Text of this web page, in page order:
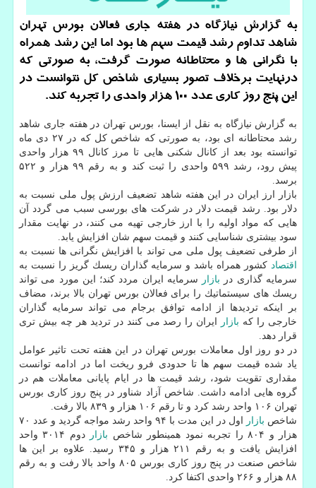
به گزارش نیازگاه در هفته جاری فعالان بورس تهران
شاهد تداوم رشد قیمت سهم ها بود اما این رشد همراه
با نگرانی ها و محتاطانه صورت گرفت، به صورتی كه
درنهایت برخلاف تصور بسیاری شاخص كل نتوانست در
این پنج روز كاری عدد ۱۰۰ هزار واحدی را تجربه كند.
به گزارش نیازگاه به نقل از ایسنا، بورس تهران در هفته جاری شاهد
رشد محتاطانه ای بود، به صورتی كه شاخص كل كه در ۲۷ دی ماه
توانسته بود بعد از كانال شكنی هایی تا مرز كانال ۹۹ هزار واحدی
پیش رود، رشد ۵۹۹ واحدی را ثبت كند و به رقم ۹۹ هزار و ۵۲۲
برسد.
بازار ارز ایران در این هفته شاهد تضعیف ارزش پول ملی نسبت به
دلار بود. رشد قیمت دلار در شركت های بورسی سبب می گردد آن
هایی كه مواد اولیه را با ارز خارجی تهیه می كنند، در نهایت مقدار
سود بیشتری شناسایی كنند و قیمت سهم شان افزایش یابد.
از طرفی تضعیف پول ملی می تواند با افزایش نگرانی ها نسبت به
اقتصاد كشور همراه باشد و سرمایه گذاران ریسك گریز را نسبت به
سرمایه گذاری در بازار
سرمایه ایران مردد كند؛ این مورد می تواند
ریسك های سیستماتیك را برای فعالان بورس تهران بالا برند، مضاف
بر اینكه تردیدها از ادامه توافق برجام می تواند سرمایه گذاران
خارجی را كه بازار
ایران را رصد می كنند در تردید هر چه بیش تری
قرار دهد.
در دو روز اول معاملات بورس تهران در این هفته تحت تاثیر عوامل
یاد شده قیمت سهم ها تا حدودی فرو ریخت اما در ادامه توانست
مقداری تقویت شود، رشد قیمت ها در ایام پایانی معاملات هم در
گروه هایی ادامه داشت. شاخص آزاد شناور در پنج روز كاری بورس
تهران ۱۰۶ واحد رشد كرد و تا رقم ۱۰۶ هزار و ۸۳۹ بالا رفت.
شاخص بازار
اول در این مدت با ۹۴ واحد رشد مواجه گردید و عدد ۷۰
هزار و ۸۰۴ را تجربه نمود همینطور شاخص
بازار
دوم ۳۰۱۴ واحد
افزایش یافت و به رقم ۲۱۱ هزار و ۳۴۵ رسید. علاوه بر این ها
شاخص صنعت در پنج روز كاری بورس ۸۰۵ واحد بالا رفت و به رقم
۸۸ هزار و ۲۶۶ واحدی اكتفا كرد.